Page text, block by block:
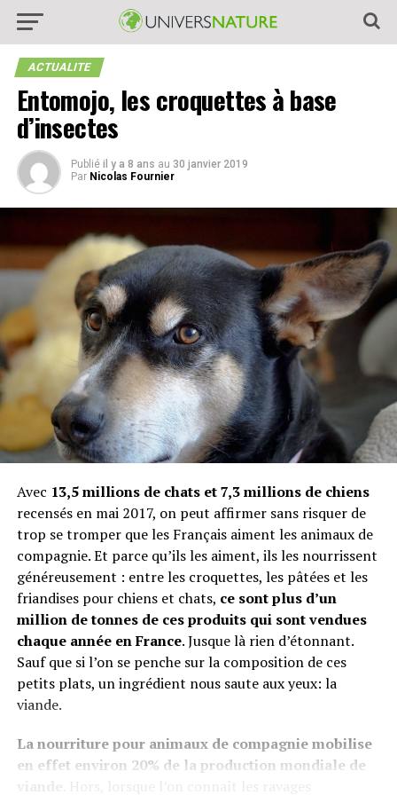
ACTUALITE
Entomojo, les croquettes à base
d’insectes
Publié il y a 8 ans au 30 janvier 2019
Par Nicolas Fournier
Avec 13,5 millions de chats et 7,3 millions de chiens
recensés en mai 2017, on peut affirmer sans risquer de
trop se tromper que les Français aiment les animaux de
compagnie. Et parce qu’ils les aiment, ils les nourrissent
généreusement : entre les croquettes, les pâtées et les
friandises pour chiens et chats, ce sont plus d’un
million de tonnes de ces produits qui sont vendues
chaque année en France. Jusque là rien d’étonnant.
Sauf que si l’on se penche sur la composition de ces
petits plats, un ingrédient nous saute aux yeux: la
viande.
La nourriture pour animaux de compagnie mobilise
en effet environ 20% de la production mondiale de